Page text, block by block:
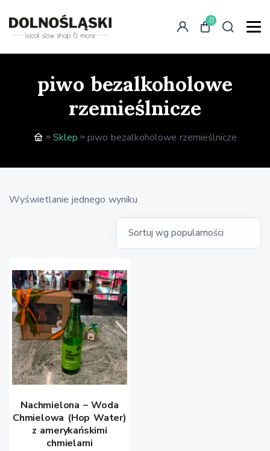
0
piwo bezalkoholowe
rzemieślnicze
Sklep piwo bezalkoholowe rzemieślnicze
Wyświetlanie jednego wyniku
Nachmielona – Woda
Chmielowa (Hop Water)
z amerykańskimi
chmielami